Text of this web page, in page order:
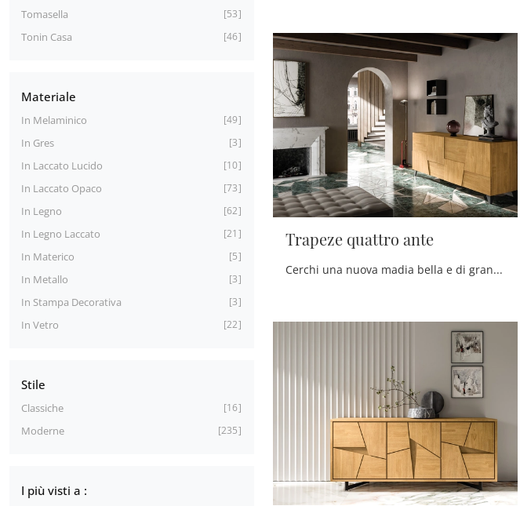
Tomasella 53
Tonin Casa 46
Materiale
In Melaminico 49
In Gres 3
In Laccato Lucido 10
In Laccato Opaco 73
In Legno 62
In Legno Laccato 21
In Materico 5
In Metallo 3
In Stampa Decorativa 3
In Vetro 22
Stile
Classiche 16
Moderne 235
I più visti a :
Trapeze quattro ante
Cerchi una nuova madia bella e di grande qualità dalle linee moderne? Ecco a te il modello Trapeze quattro ante di FGF Mobili, realizzato in legno.